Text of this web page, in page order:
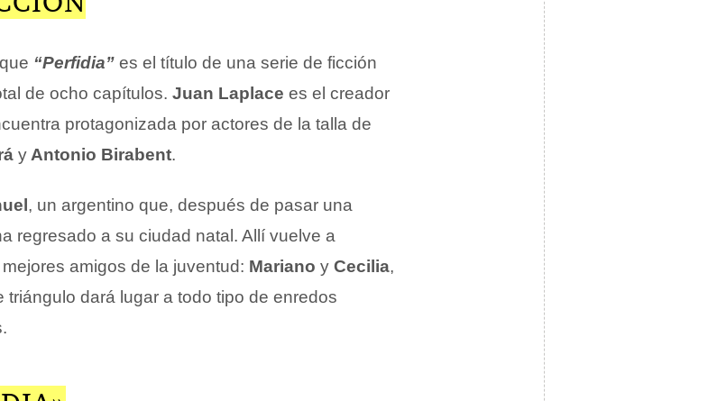
“Perfidia” es el título de una serie de ficción
de ocho capítulos. Juan Laplace es el creador
protagonizada por actores de la talla de
y Antonio Birabent.
, un argentino que, después de pasar una
regresado a su ciudad natal. Allí vuelve a
amigos de la juventud: Mariano y Cecilia,
dará lugar a todo tipo de enredos